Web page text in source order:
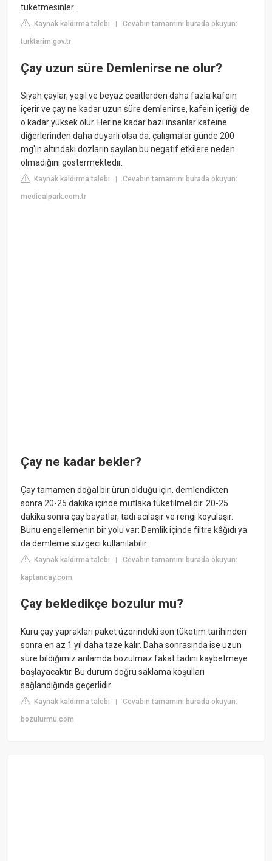
tüketmesinler.
Kaynak kaldırma talebi |Cevabın tamamını burada okuyun:
turktarim.gov.tr
Çay uzun süre Demlenirse ne olur?
Siyah çaylar, yeşil ve beyaz çeşitlerden daha fazla kafein
içerir ve çay ne kadar uzun süre demlenirse, kafein içeriği de
o kadar yüksek olur. Her ne kadar bazı insanlar kafeine
diğerlerinden daha duyarlı olsa da, çalışmalar günde 200
mg'ın altındaki dozların sayılan bu negatif etkilere neden
olmadığını göstermektedir.
Kaynak kaldırma talebi |Cevabın tamamını burada okuyun:
medicalpark.com.tr
Çay ne kadar bekler?
Çay tamamen doğal bir ürün olduğu için, demlendikten
sonra 20-25 dakika içinde mutlaka tüketilmelidir. 20-25
dakika sonra çay bayatlar, tadı acılaşır ve rengi koyulaşır.
Bunu engellemenin bir yolu var: Demlik içinde filtre kâğıdı ya
da demleme süzgeci kullanılabilir.
Kaynak kaldırma talebi |Cevabın tamamını burada okuyun:
kaptancay.com
Çay bekledikçe bozulur mu?
Kuru çay yaprakları paket üzerindeki son tüketim tarihinden
sonra en az 1 yıl daha taze kalır. Daha sonrasında ise uzun
süre bildiğimiz anlamda bozulmaz fakat tadını kaybetmeye
başlayacaktır. Bu durum doğru saklama koşulları
sağlandığında geçerlidir.
Kaynak kaldırma talebi |Cevabın tamamını burada okuyun:
bozulurmu.com